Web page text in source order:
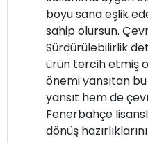
boyu sana eşlik
sahip olursun.
Sürdürülebilirlik
ürün tercih etmiş
önemi yansıtan
yansıt hem de
Fenerbahçe
dönüş